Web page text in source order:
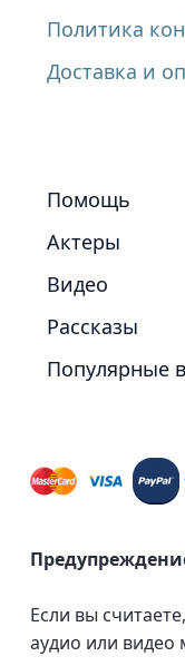
Политика
Доставка и
Помощь
Актеры
Видео
Рассказы
Популярные
Если вы
аудио или видео